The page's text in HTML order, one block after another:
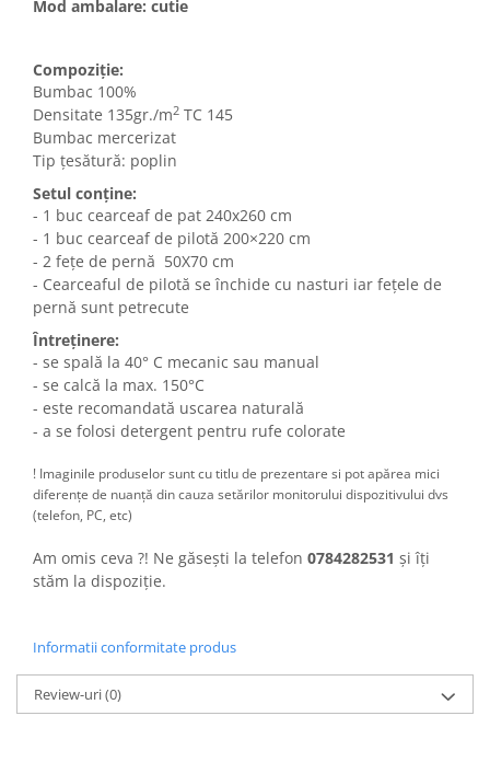
Mod ambalare: cutie
Compoziție:
Bumbac 100%
Densitate 135gr./m2 TC 145
Bumbac mercerizat
Tip țesătură: poplin
Setul conține:
- 1 buc cearceaf de pat 240x260 cm
- 1 buc cearceaf de pilotă 200×220 cm
- 2 fețe de pernă 50X70 cm
- Cearceaful de pilotă se închide cu nasturi iar fețele de
pernă sunt petrecute
Întreținere:
- se spală la 40° C mecanic sau manual
- se calcă la max. 150°C
- este recomandată uscarea naturală
- a se folosi detergent pentru rufe colorate
! Imaginile produselor sunt cu titlu de prezentare si pot apărea mici
diferențe de nuanță din cauza setărilor monitorului dispozitivului dvs
(telefon, PC, etc)
Am omis ceva ?! Ne găsești la telefon 0784282531 și îți
stăm la dispoziție.
Informatii conformitate produs
Review-uri(0)